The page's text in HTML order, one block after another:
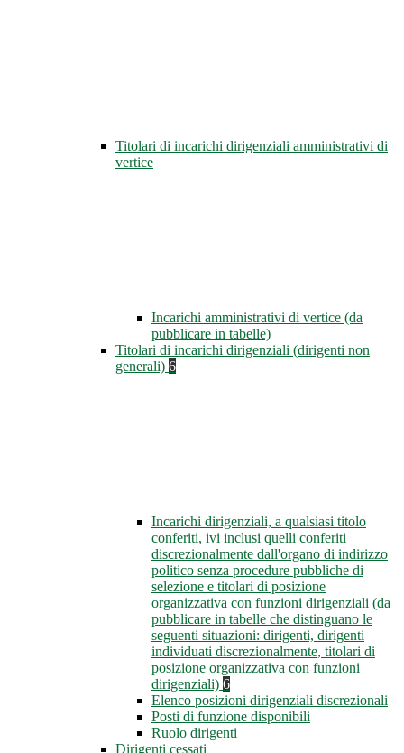
Titolari di incarichi dirigenziali amministrativi di
vertice
Incarichi amministrativi di vertice (da
pubblicare in tabelle)
Titolari di incarichi dirigenziali (dirigenti non
generali) 6
Incarichi dirigenziali, a qualsiasi titolo
conferiti, ivi inclusi quelli conferiti
discrezionalmente dall'organo di indirizzo
politico senza procedure pubbliche di
selezione e titolari di posizione
organizzativa con funzioni dirigenziali (da
pubblicare in tabelle che distinguano le
seguenti situazioni: dirigenti, dirigenti
individuati discrezionalmente, titolari di
posizione organizzativa con funzioni
dirigenziali) 6
Elenco posizioni dirigenziali discrezionali
Posti di funzione disponibili
Ruolo dirigenti
Dirigenti cessati